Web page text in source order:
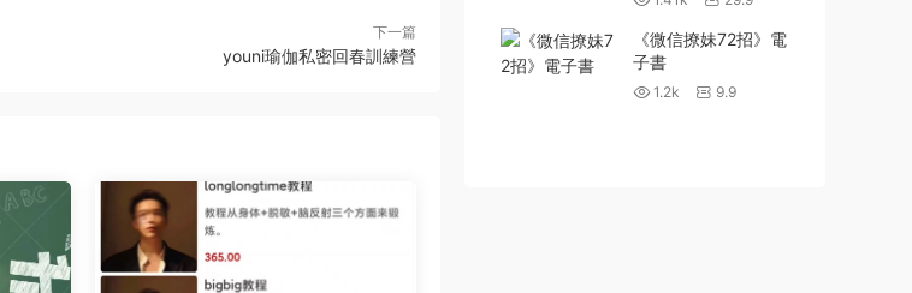
下一篇
youni瑜伽私密回春訓練營
《微信撩妹72招》電
子書
1.2k 9.9